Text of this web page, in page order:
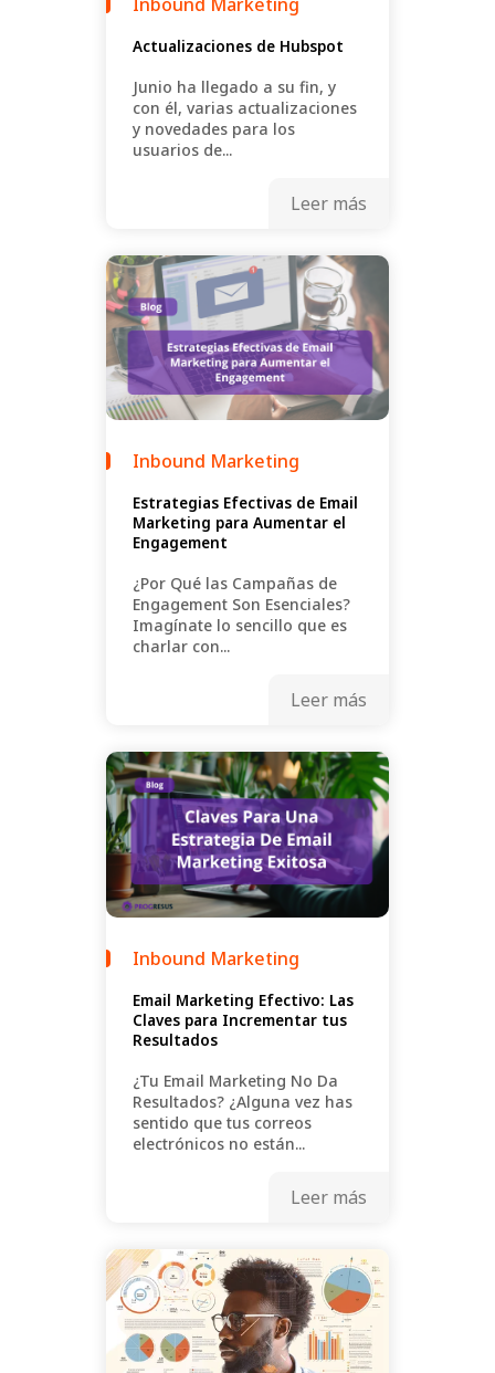
Actualizaciones de Hubspot
Junio ha llegado a su fin, y
con él, varias actualizaciones
y novedades para los
usuarios de...
Leer más
Inbound Marketing
Estrategias Efectivas de Email
Marketing para Aumentar el
Engagement
¿Por Qué las Campañas de
Engagement Son Esenciales?
Imagínate lo sencillo que es
charlar con...
Leer más
Inbound Marketing
Email Marketing Efectivo: Las
Claves para Incrementar tus
Resultados
¿Tu Email Marketing No Da
Resultados? ¿Alguna vez has
sentido que tus correos
electrónicos no están...
Leer más